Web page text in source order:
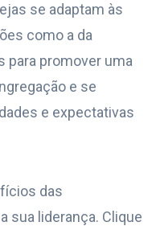
se adaptam às
como a da
para promover uma
e se
e expectativas
das
sua liderança. Clique